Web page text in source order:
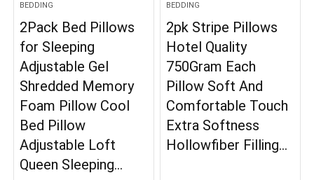
BEDDING
2Pack Bed Pillows
for Sleeping
Adjustable Gel
Shredded Memory
Foam Pillow Cool
Bed Pillow
Adjustable Loft
Queen Sleeping…
BEDDING
2pk Stripe Pillows
Hotel Quality
750Gram Each
Pillow Soft And
Comfortable Touch
Extra Softness
Hollowfiber Filling…